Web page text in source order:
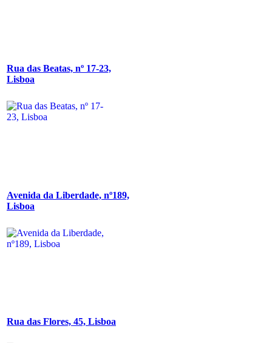
Rua das Beatas, nº 17-23,
Lisboa
Avenida da Liberdade, nº189,
Lisboa
Rua das Flores, 45, Lisboa